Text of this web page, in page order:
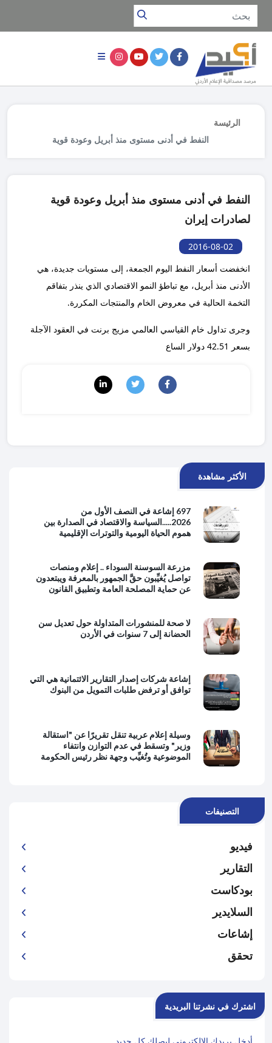
الرئيسة
النفط في أدنى مستوى منذ أبريل وعودة قوية
النفط في أدنى مستوى منذ أبريل وعودة قوية
لصادرات إيران
2016-08-02
انخفضت أسعار النفط اليوم الجمعة، إلى مستويات جديدة، هي
الأدنى منذ أبريل، مع تباطؤ النمو الاقتصادي الذي ينذر بتفاقم
التخمة الحالية في معروض الخام والمنتجات المكررة.
وجرى تداول خام القياسي العالمي مزيج برنت في العقود الآجلة
بسعر 42.51 دولار الساع
الأكثر مشاهدة
697 إشاعة في النصف الأول من
2026.....السياسة والاقتصاد في الصدارة بين
هموم الحياة اليومية والتوترات الإقليمية
مزرعة السوسنة السوداء .. إعلام ومنصات
تواصل يُغيِّبون حقَّ الجمهور بالمعرفة ويبتعدون
عن حماية المصلحة العامة وتطبيق القانون
لا صحة للمنشورات المتداولة حول تعديل سن
الحضانة إلى 7 سنوات في الأردن
إشاعة شركات إصدار التقارير الائتمانية هي التي
توافق أو ترفض طلبات التمويل من البنوك
وسيلة إعلام عربية تنقل تقريرًا عن "استقالة
وزير" وتسقط في عدم التوازن وانتفاء
الموضوعية وتُغيِّب وجهة نظر رئيس الحكومة
التصنيفات
فيديو
التقارير
بودكاست
السلايدير
إشاعات
تحقق
اشترك في نشرتنا البريدية